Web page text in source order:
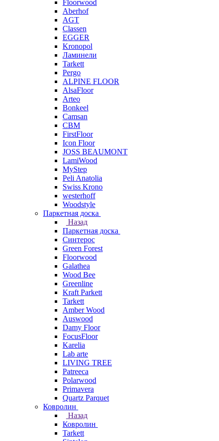
Floorwood
Aberhof
AGT
Classen
EGGER
Kronopol
Ламинели
Tarkett
Pergo
ALPINE FLOOR
AlsaFloor
Arteo
Bonkeel
Camsan
CBM
FirstFloor
Icon Floor
JOSS BEAUMONT
LamiWood
MyStep
Peli Anatolia
Swiss Krono
westerhoff
Woodstyle
Паркетная доска
Назад
Паркетная доска
Синтерос
Green Forest
Floorwood
Galathea
Wood Bee
Greenline
Kraft Parkett
Tarkett
Amber Wood
Auswood
Damy Floor
FocusFloor
Karelia
Lab arte
LIVING TREE
Patreeca
Polarwood
Primavera
Quartz Parquet
Ковролин
Назад
Ковролин
Tarkett